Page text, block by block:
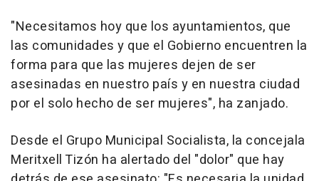
"Necesitamos hoy que los ayuntamientos, que
las comunidades y que el Gobierno encuentren la
forma para que las mujeres dejen de ser
asesinadas en nuestro país y en nuestra ciudad
por el solo hecho de ser mujeres", ha zanjado.
Desde el Grupo Municipal Socialista, la concejala
Meritxell Tizón ha alertado del "dolor" que hay